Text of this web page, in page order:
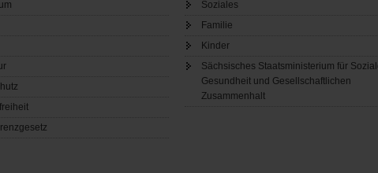
Soziales
Familie
Kinder
Sächsisches Staatsministerium für
Gesundheit und Gesellschaftlichen
Zusammenhalt